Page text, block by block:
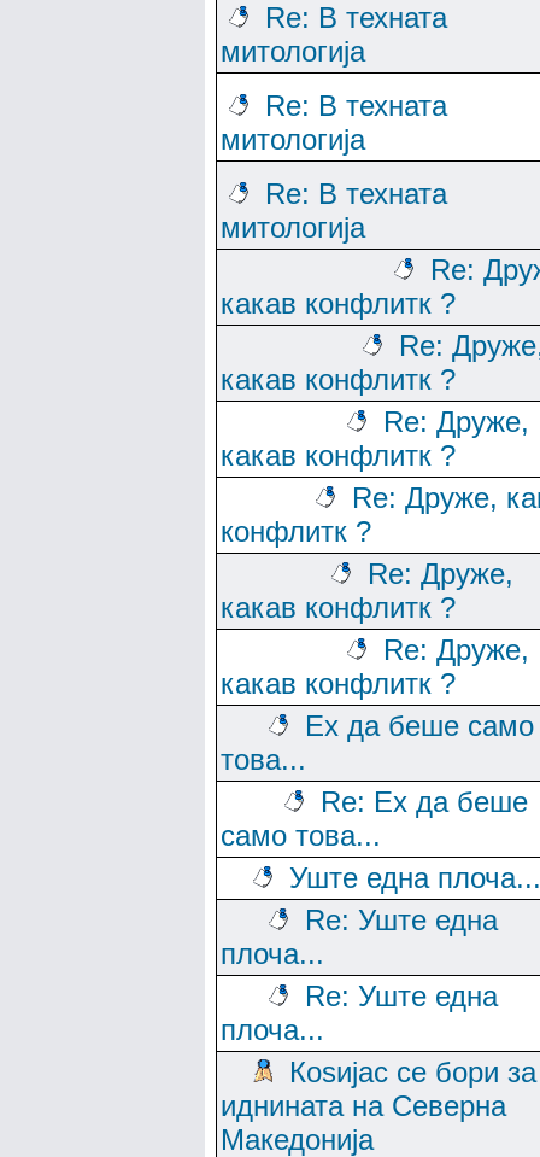
Re: В техната
митологија
Re: В техната
митологија
Re: В техната
митологија
Re:
какав конфлитк ?
Re:
какав конфлитк ?
Re: Друже,
какав конфлитк ?
Re: Друже,
конфлитк ?
Re: Друже,
какав конфлитк ?
Re: Друже,
какав конфлитк ?
Ех да беше само
това...
Re: Ех да беше
само това...
Уште една плоча...
Re: Уште една
плоча...
Re: Уште една
плоча...
Коѕијас се бори за
иднината на Северна
Македонија